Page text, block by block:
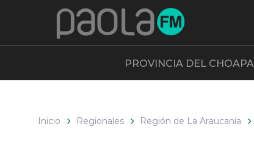
PROVINCIA DEL CHOAPA
Inicio Regionales Región de La Araucanía